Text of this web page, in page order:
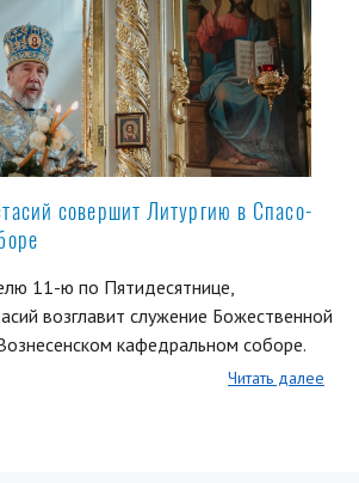
совершит Литургию в Спасо-
11-ю по Пятидесятнице,
возглавит служение Божественной
кафедральном соборе.
Читать далее